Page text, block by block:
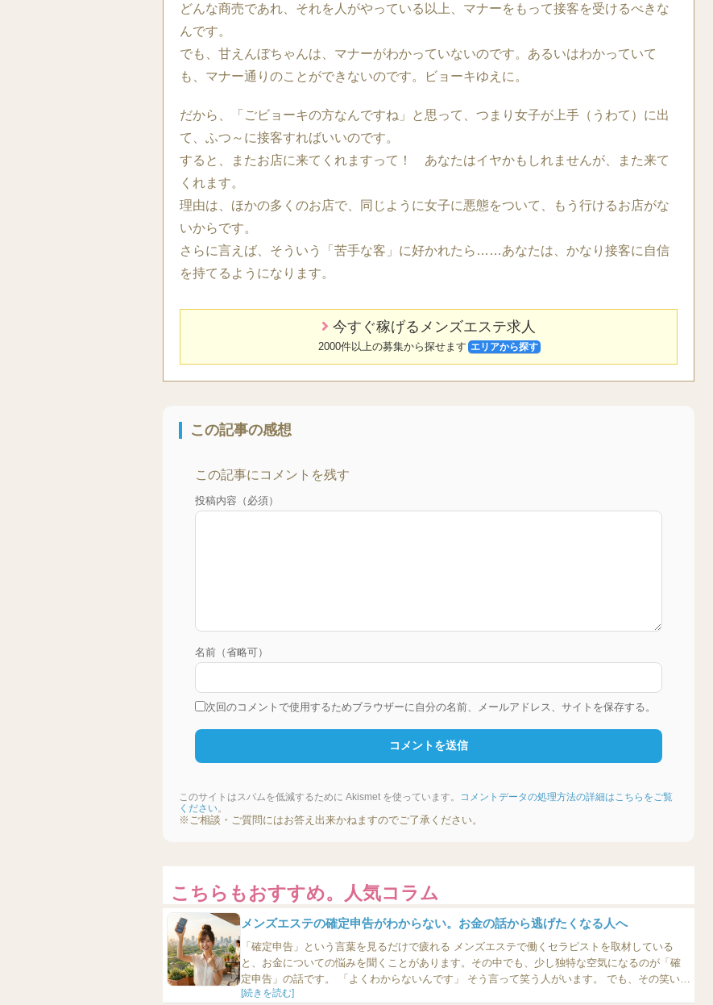
どんな商売であれ、それを人がやっている以上、マナーをもって接客を受けるべきな
んです。
でも、甘えんぼちゃんは、マナーがわかっていないのです。あるいはわかっていて
も、マナー通りのことができないのです。ビョーキゆえに。
だから、「ごビョーキの方なんですね」と思って、つまり女子が上手（うわて）に出
て、ふつ～に接客すればいいのです。
すると、またお店に来てくれますって！ あなたはイヤかもしれませんが、また来て
くれます。
理由は、ほかの多くのお店で、同じように女子に悪態をついて、もう行けるお店がな
いからです。
さらに言えば、そういう「苦手な客」に好かれたら……あなたは、かなり接客に自信
を持てるようになります。
今すぐ稼げるメンズエステ求人
2000件以上の募集から探せます エリアから探す
この記事の感想
この記事にコメントを残す
投稿内容（必須）
名前（省略可）
次回のコメントで使用するためブラウザーに自分の名前、メールアドレス、サイトを保存する。
このサイトはスパムを低減するために Akismet を使っています。
コメントデータの処理方法の詳細はこちらをご覧
ください。
※ご相談・ご質問にはお答え出来かねますのでご了承ください。
こちらもおすすめ。人気コラム
メンズエステの確定申告がわからない。お金の話から逃げたくなる人へ
「確定申告」という言葉を見るだけで疲れる メンズエステで働くセラピストを取材している
と、お金についての悩みを聞くことがあります。その中でも、少し独特な空気になるのが「確
定申告」の話です。 「よくわからないんです」 そう言って笑う人がいます。 でも、その笑い方
には少し不安が混じっています。 確定申告をした方がいいのだろうか。副業の場合はどうなる
[続きを読む]